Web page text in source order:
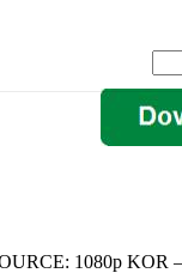
1080p KOR –